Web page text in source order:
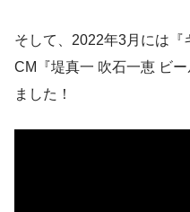
そして、2022年3月には
CM『堤真一 吹石一恵 ビ
ました！